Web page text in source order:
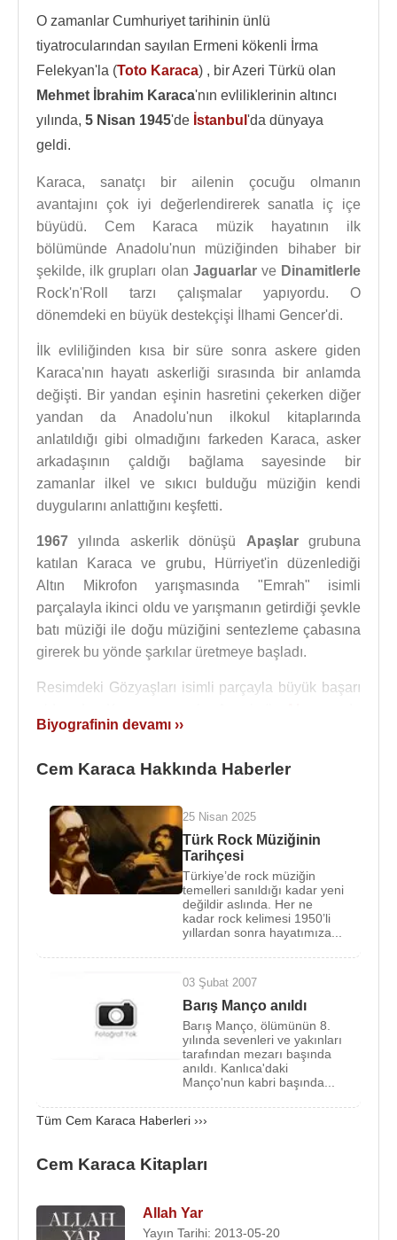
O zamanlar Cumhuriyet tarihinin ünlü
tiyatrocularından sayılan Ermeni kökenli İrma
Felekyan'la (Toto Karaca) , bir Azeri Türkü olan
Mehmet İbrahim Karaca'nın evliliklerinin altıncı
yılında, 5 Nisan 1945'de İstanbul 'da dünyaya
geldi.
Karaca, sanatçı bir ailenin çocuğu olmanın
avantajını çok iyi değerlendirerek sanatla iç içe
büyüdü. Cem Karaca müzik hayatının ilk
bölümünde Anadolu'nun müziğinden bihaber bir
şekilde, ilk grupları olan Jaguarlarve Dinamitlerle
Rock'n'Roll tarzı çalışmalar yapıyordu. O
dönemdeki en büyük destekçişi İlhami Gencer'di.
İlk evliliğinden kısa bir süre sonra askere giden
Karaca'nın hayatı askerliği sırasında bir anlamda
değişti. Bir yandan eşinin hasretini çekerken diğer
yandan da Anadolu'nun ilkokul kitaplarında
anlatıldığı gibi olmadığını farkeden Karaca, asker
arkadaşının çaldığı bağlama sayesinde bir
zamanlar ilkel ve sıkıcı bulduğu müziğin kendi
duygularını anlattığını keşfetti.
1967 yılında askerlik dönüşü Apaşlargrubuna
katılan Karaca ve grubu, Hürriyet'in düzenlediği
Altın Mikrofon yarışmasında "Emrah" isimli
parçalayla ikinci oldu ve yarışmanın getirdiği şevkle
batı müziği ile doğu müziğini sentezleme çabasına
girerek bu yönde şarkılar üretmeye başladı.
Resimdeki Gözyaşları isimli parçayla büyük başarı
Ferdy Klein orkestrasını'da yanına alarak parçalar
beraberliği 1969'un sonlarına kadar sürdü.
Grupta gitarist Mehmet Soyarslan ve Cem Karaca
arasındaki anlaşmazlıklar had safhaya çıkınca
Karacagruptan ayrıldı. Cem Karaca Apaşlar
grubunun basçısıSeyhan Karabayile birlikte
grubunu kurdu. Bu sıralarda Cem
'ya giderek Ferdy Klein
Orkestrasıyla 4 tane 45lik doldurdu. Amacı yeni
yaşamadan çalışmalar yapmaktı. Nitekim ilk
Dadaloğlu
ile büyük bir başarı elde etti.
Fakat 1972 yılında Cem Karaca veSeyhan
arasındaki tartışmalarCem Karaca
Kardaşlar'ın yolunu ayırmasına sebep oldu. Cem
Pop'un güçlü sesiMoğollar
gruplarına dahil etti. Bu grupla 3 45'lik çıkaran
önemli dönemini yaşayacağı Dervişan grubunu
kurdu.
Biyografinin devamı ››
Cem Karaca Hakkında Haberler
25 Nisan 2025
Türk Rock Müziğinin
Tarihçesi
Türkiye’de rock müziğin
temelleri sanıldığı kadar yeni
değildir aslında. Her ne
kadar rock kelimesi 1950’li
yıllardan sonra hayatımıza...
03 Şubat 2007
Barış Manço anıldı
Barış Manço, ölümünün 8.
yılında sevenleri ve yakınları
tarafından mezarı başında
anıldı. Kanlıca'daki
Manço'nun kabri başında...
Tüm Cem Karaca Haberleri ›››
Cem Karaca Kitapları
Allah Yar
Yayın Tarihi: 2013-05-20